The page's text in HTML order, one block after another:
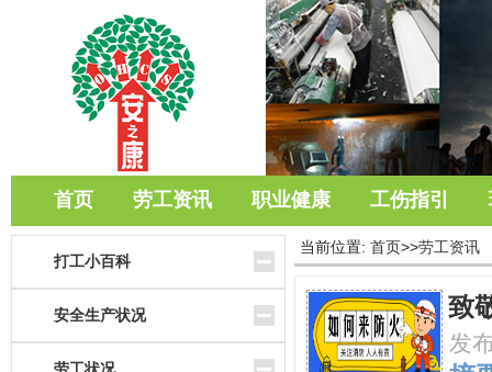
首页 劳工资讯 职业健康 工伤指引
当前位置: 首页>>劳工资讯
致
发
打工小百科
安全生产状况